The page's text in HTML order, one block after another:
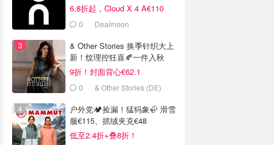
6.8折起，Cloud X 4 A€110
0 Dealmoon
& Other Stories 换季针织大上
新！纹理控狂喜🍂一件入秋
9折！封面背心€62.1
0 & Other Stories (DE)
户外党🏕️捡漏！猛犸象🦣 滑雪
服€115、抓绒夹克€48
低至2.4折+叠8折！